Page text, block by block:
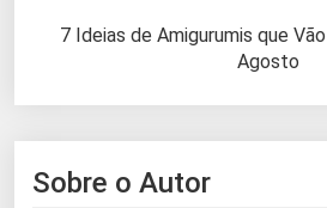
7 Ideias de Amigurumis que
Agosto
Sobre o Autor